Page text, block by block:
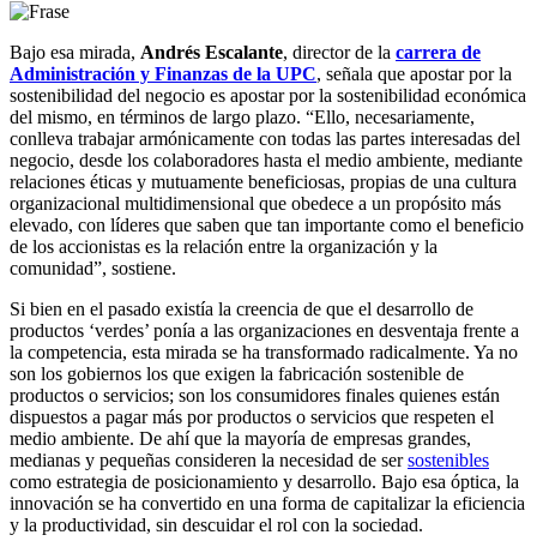
Bajo esa mirada, Andrés Escalante, director de la carrera de
Administración y Finanzas de la UPC, señala que apostar por la
sostenibilidad del negocio es apostar por la sostenibilidad económica
del mismo, en términos de largo plazo. “Ello, necesariamente,
conlleva trabajar armónicamente con todas las partes interesadas del
negocio, desde los colaboradores hasta el medio ambiente, mediante
relaciones éticas y mutuamente beneficiosas, propias de una cultura
organizacional multidimensional que obedece a un propósito más
elevado, con líderes que saben que tan importante como el beneficio
de los accionistas es la relación entre la organización y la
comunidad”, sostiene.
Si bien en el pasado existía la creencia de que el desarrollo de
productos ‘verdes’ ponía a las organizaciones en desventaja frente a
la competencia, esta mirada se ha transformado radicalmente. Ya no
son los gobiernos los que exigen la fabricación sostenible de
productos o servicios; son los consumidores finales quienes están
dispuestos a pagar más por productos o servicios que respeten el
medio ambiente. De ahí que la mayoría de empresas grandes,
medianas y pequeñas consideren la necesidad de sersostenibles
como estrategia de posicionamiento y desarrollo. Bajo esa óptica, la
innovación se ha convertido en una forma de capitalizar la eficiencia
y la productividad, sin descuidar el rol con la sociedad.